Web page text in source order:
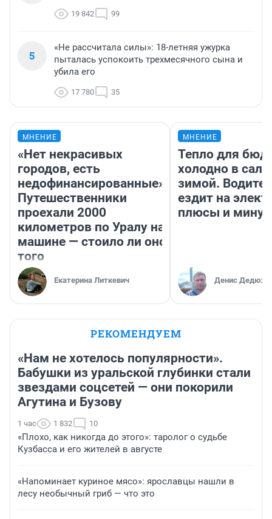
19 842 99
5
«Не рассчитала силы»: 18-летняя ужурка
пыталась успокоить трехмесячного сына и
убила его
17 780 35
МНЕНИЕ
«Нет некрасивых
городов, есть
недофинансированные».
Путешественники
проехали 2000
километров по Уралу на
машине — стоило ли оно
того
Екатерина Литкевич
МНЕНИЕ
Тепло для
холодно в
зимой.
ездит на
плюсы и
Денис
РЕКОМЕНДУЕМ
«Нам не хотелось популярности».
Бабушки из уральской глубинки стали
звездами соцсетей — они покорили
Агутина и Бузову
1 час 1 832 10
«Плохо, как никогда до этого»: таролог о судьбе
Кузбасса и его жителей в августе
«Напоминает куриное мясо»: ярославцы нашли в
лесу необычный гриб — что это